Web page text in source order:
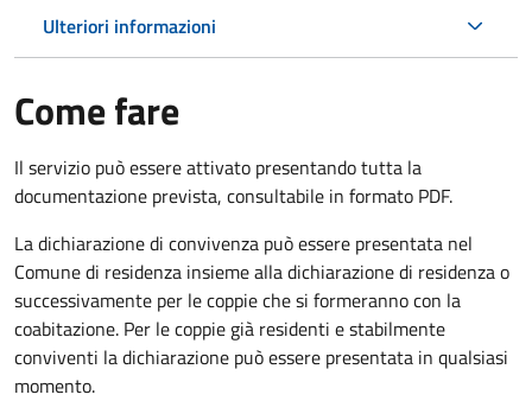
Ulteriori informazioni
Come fare
Il servizio può essere attivato presentando tutta la
documentazione prevista, consultabile in formato PDF.
La dichiarazione di convivenza può essere presentata nel
Comune di residenza insieme alla dichiarazione di residenza o
successivamente per le coppie che si formeranno con la
coabitazione. Per le coppie già residenti e stabilmente
conviventi la dichiarazione può essere presentata in qualsiasi
momento.